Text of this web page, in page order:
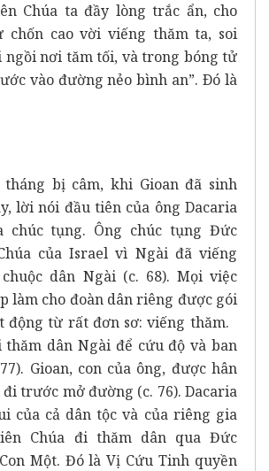
Chúa ta đầy lòng trắc ẩn, cho
chốn cao vời viếng thăm ta, soi
ngồi nơi tăm tối, và trong bóng tử
vào đường nẻo bình an”. Ðó là
tháng bị câm, khi Gioan đã sinh
lời nói đầu tiên của ông Dacaria
chúc tụng. Ông chúc tụng Đức
của Israel vì Ngài đã viếng
dân Ngài (c. 68). Mọi việc
làm cho đoàn dân riêng được gói
động từ rất đơn sơ: viếng thăm.
thăm dân Ngài để cứu độ và ban
Gioan, con của ông, được hân
trước mở đường (c. 76). Dacaria
của cả dân tộc và của riêng gia
Chúa đi thăm dân qua Đức
Một. Đó là Vị Cứu Tinh quyền